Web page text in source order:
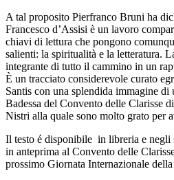
A tal proposito Pierfranco Bruni ha
Francesco d’Assisi è un lavoro
chiavi di lettura che pongono
salienti: la spiritualità e la letteratura.
integrante di tutto il cammino in un
È un tracciato considerevole curato
Santis con una splendida immagine di
Badessa del Convento delle Clarisse
Nistri alla quale sono molto grato per
Il testo é disponibile in libreria e negli
in anteprima al Convento delle
prossimo Giornata Internazionale della